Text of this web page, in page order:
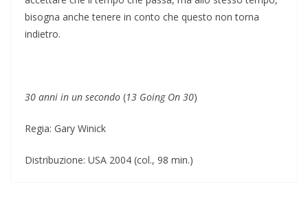
bisogna anche tenere in conto che questo non torna
indietro.
30 anni in un secondo (13 Going On 30)
Regia: Gary Winick
Distribuzione: USA 2004 (col., 98 min.)